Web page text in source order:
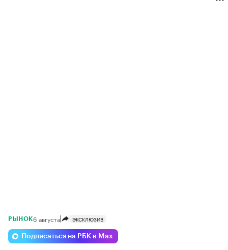
РЫНОК6 августа ЭКСКЛЮЗИВ
Подписаться на РБК в Max